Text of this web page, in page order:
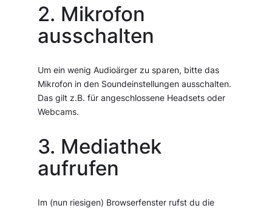
2. Mikrofon
ausschalten
Um ein wenig Audioärger zu sparen, bitte das
Mikrofon in den Soundeinstellungen ausschalten.
Das gilt z.B. für angeschlossene Headsets oder
Webcams.
3. Mediathek
aufrufen
Im (nun riesigen) Browserfenster rufst du die